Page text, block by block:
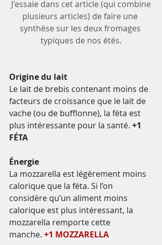
plusieurs articles) de faire une
synthèse sur les deux fromages
typiques de nos étés.
Origine du lait
Le lait de brebis contenant moins de
facteurs de croissance que le lait de
vache (ou de bufflonne), la féta est
plus intéressante pour la santé. +1
FÉTA
Énergie
La mozzarella est légèrement moins
calorique que la féta. Si l’on
considère qu’un aliment moins
calorique est plus intéressant, la
mozzarella remporte cette
manche. +1 MOZZARELLA